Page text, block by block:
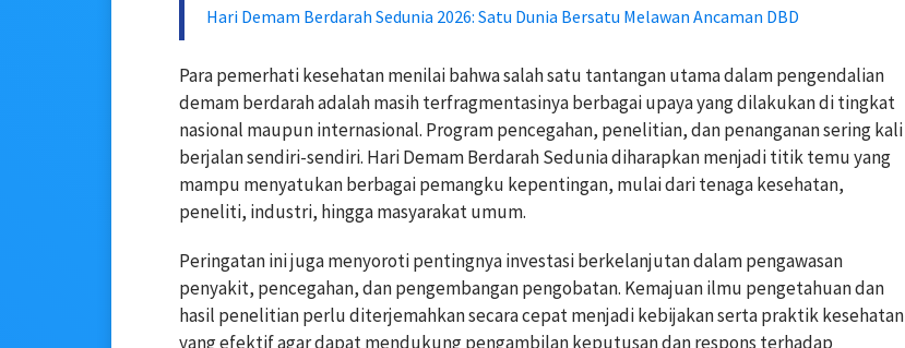
Hari Demam Berdarah Sedunia 2026: Satu Dunia Bersatu Melawan Ancaman DBD
Para pemerhati kesehatan menilai bahwa salah satu tantangan utama dalam pengendalian
demam berdarah adalah masih terfragmentasinya berbagai upaya yang dilakukan di tingkat
nasional maupun internasional. Program pencegahan, penelitian, dan penanganan sering kali
berjalan sendiri-sendiri. Hari Demam Berdarah Sedunia diharapkan menjadi titik temu yang
mampu menyatukan berbagai pemangku kepentingan, mulai dari tenaga kesehatan,
peneliti, industri, hingga masyarakat umum.
Peringatan ini juga menyoroti pentingnya investasi berkelanjutan dalam pengawasan
penyakit, pencegahan, dan pengembangan pengobatan. Kemajuan ilmu pengetahuan dan
hasil penelitian perlu diterjemahkan secara cepat menjadi kebijakan serta praktik kesehatan
yang efektif agar dapat mendukung pengambilan keputusan dan respons terhadap